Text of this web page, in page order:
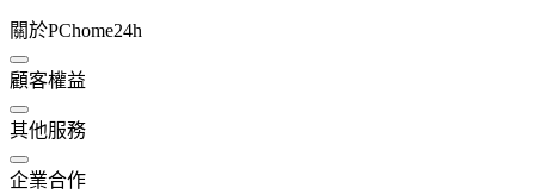
關於PChome24h
顧客權益
其他服務
企業合作